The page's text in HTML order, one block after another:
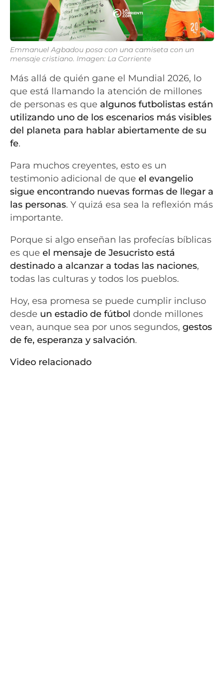
Emmanuel Agbadou posa con una camiseta con un
mensaje cristiano. Imagen: La Corriente
Más allá de quién gane el Mundial 2026, lo
que está llamando la atención de millones
de personas es que algunos futbolistas están
utilizando uno de los escenarios más visibles
del planeta para hablar abiertamente de su
fe.
Para muchos creyentes, esto es un
testimonio adicional de que el evangelio
sigue encontrando nuevas formas de llegar a
las personas. Y quizá esa sea la reflexión más
importante.
Porque si algo enseñan las profecías bíblicas
es que el mensaje de Jesucristo está
destinado a alcanzar a todas las naciones,
todas las culturas y todos los pueblos.
Hoy, esa promesa se puede cumplir incluso
desde un estadio de fútbol donde millones
vean, aunque sea por unos segundos, gestos
de fe, esperanza y salvación.
Video relacionado